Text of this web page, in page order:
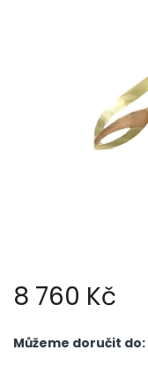
8 760 Kč
cena:
Můžeme doručit do: